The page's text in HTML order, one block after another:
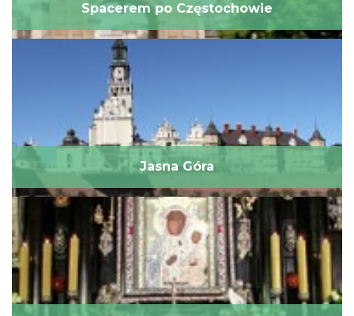
Spacerem po Częstochowie
Jasna Góra